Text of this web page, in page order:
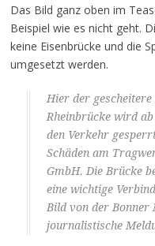
Das Bild ganz oben im
Beispiel wie es nicht geht.
keine Eisenbrücke und die
umgesetzt werden.
Hier der
Rheinbrücke wird
den Verkehr
Schäden am
GmbH. Die Brücke
eine wichtige
Bild von der Bonner
journalistische